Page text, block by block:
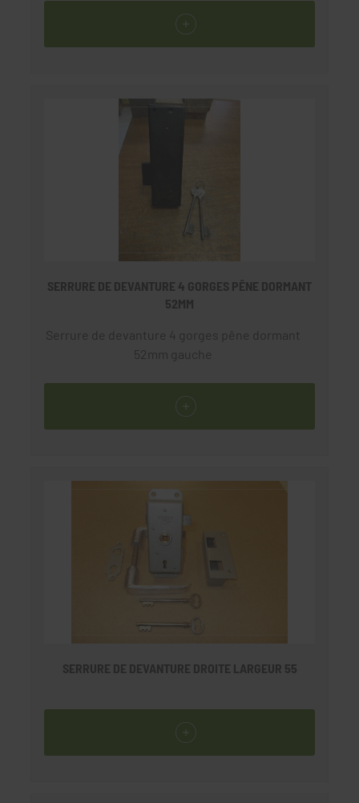
SERRURE DE DEVANTURE 4 GORGES PÊNE DORMANT
52MM
Serrure de devanture 4 gorges pêne dormant
52mm gauche
SERRURE DE DEVANTURE DROITE LARGEUR 55